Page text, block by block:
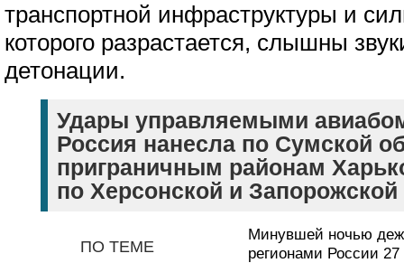
транспортной инфраструктуры и
которого разрастается, слышны
детонации.
Удары управляемыми
Россия нанесла по Сумской
приграничным районам
по Херсонской и
ПО ТЕМЕ
Минувшей ночью
регионами России 27